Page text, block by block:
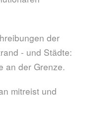
der
- und Städte:
an der Grenze.
mitreist und